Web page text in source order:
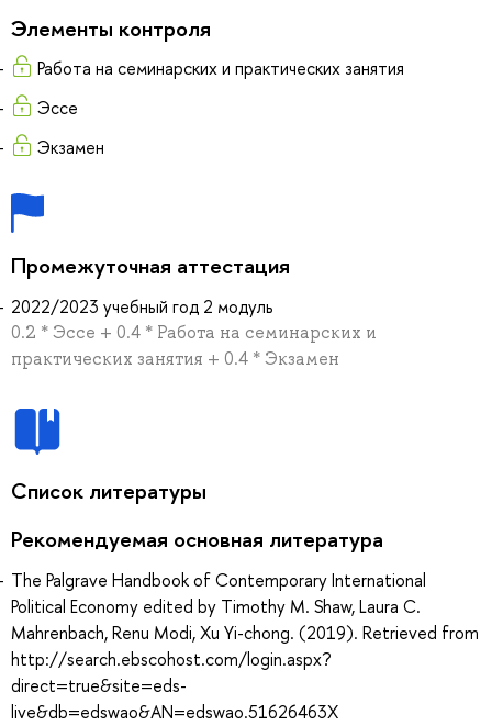
Элементы контроля
Работа на семинарских и практических занятия
Эссе
Экзамен
Промежуточная аттестация
2022/2023 учебный год 2 модуль
0.2 * Эссе + 0.4 * Работа на семинарских и
практических занятия + 0.4 * Экзамен
Список литературы
Рекомендуемая основная литература
The Palgrave Handbook of Contemporary International
Political Economy edited by Timothy M. Shaw, Laura C.
Mahrenbach, Renu Modi, Xu Yi-chong. (2019). Retrieved from
http://search.ebscohost.com/login.aspx?
direct=true&site=eds-
live&db=edswao&AN=edswao.51626463X